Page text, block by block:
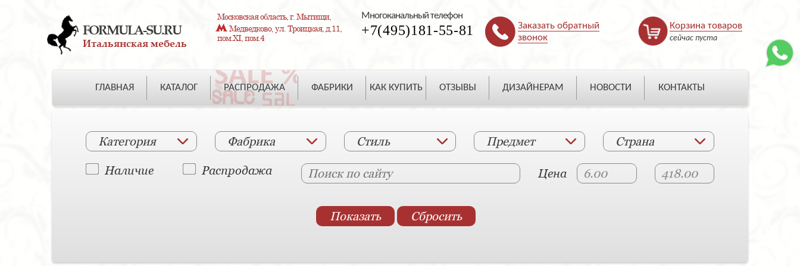
FORMULA-SU.RU
Итальянская мебель
Московская область, г. Мытищи,
Медведково, ул. Троицкая, д.11,
пом.XI, пом.4
Многоканальный телефон
+7(495)181-55-81
Заказать обратный
звонок
Корзина товаров
сейчас пуста
ГЛАВНАЯ КАТАЛОГ РАСПРОДАЖА ФАБРИКИ КАК КУПИТЬ ОТЗЫВЫ ДИЗАЙНЕРАМ НОВОСТИ КОНТАКТЫ
Категория Фабрика Стиль Предмет Страна
Наличие Распродажа Цена